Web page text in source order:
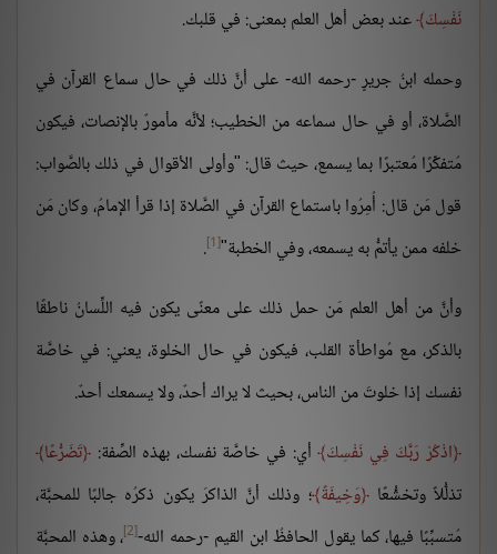
نَفْسِكَ عند بعض أهل العلم بمعنى: في قلبك.
وحمله ابنُ جريرٍ -رحمه الله- على أنَّ ذلك في حال سماع القرآن في
الصَّلاة، أو في حال سماعه من الخطيب؛ لأنَّه مأمورٌ بالإنصات، فيكون
مُتفكِّرًا مُعتبرًا بما يسمع، حيث قال: "وأولى الأقوال في ذلك بالصَّواب:
قول مَن قال: أُمِرُوا باستماع القرآن في الصَّلاة إذا قرأ الإمامُ، وكان مَن
خلفه ممن يأتمُّ به يسمعه، وفي الخطبة"[1]
.
وأنَّ من أهل العلم مَن حمل ذلك على معنًى يكون فيه اللِّسانُ ناطقًا
بالذكر، مع مُواطأة القلب، فيكون في حال الخلوة، يعني: في خاصَّة
نفسك إذا خلوتَ من الناس، بحيث لا يراك أحدٌ، ولا يسمعك أحدٌ.
اذْكُرْ رَبَّكَ فِي نَفْسِكَ أي: في خاصَّة نفسك، بهذه الصِّفة: تَضَرُّعًا
تذلُّلاً وتخشُّعًا وَخِيفَةً ؛ وذلك أنَّ الذاكرَ يكون ذكرُه جالبًا للمحبَّة،
مُتسبِّبًا فيها، كما يقول الحافظُ ابن القيم -رحمه الله-[2] ، وهذه المحبَّة